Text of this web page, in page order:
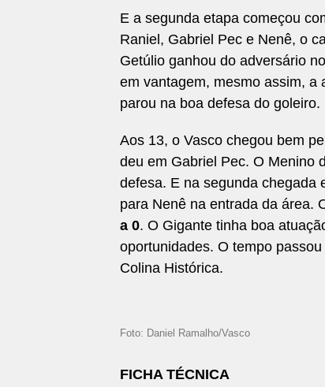
E a segunda etapa começou
Raniel, Gabriel Pec e Nenê, o
Getúlio ganhou do adversário
em vantagem, mesmo assim, a
parou na boa defesa do goleiro.
Aos 13, o Vasco chegou bem
deu em Gabriel Pec. O Menino
defesa. E na segunda chegada
para Nenê na entrada da área.
a 0. O Gigante tinha boa
oportunidades. O tempo
Colina Histórica.
Foto: Daniel Ramalho/Vasco
FICHA TÉCNICA